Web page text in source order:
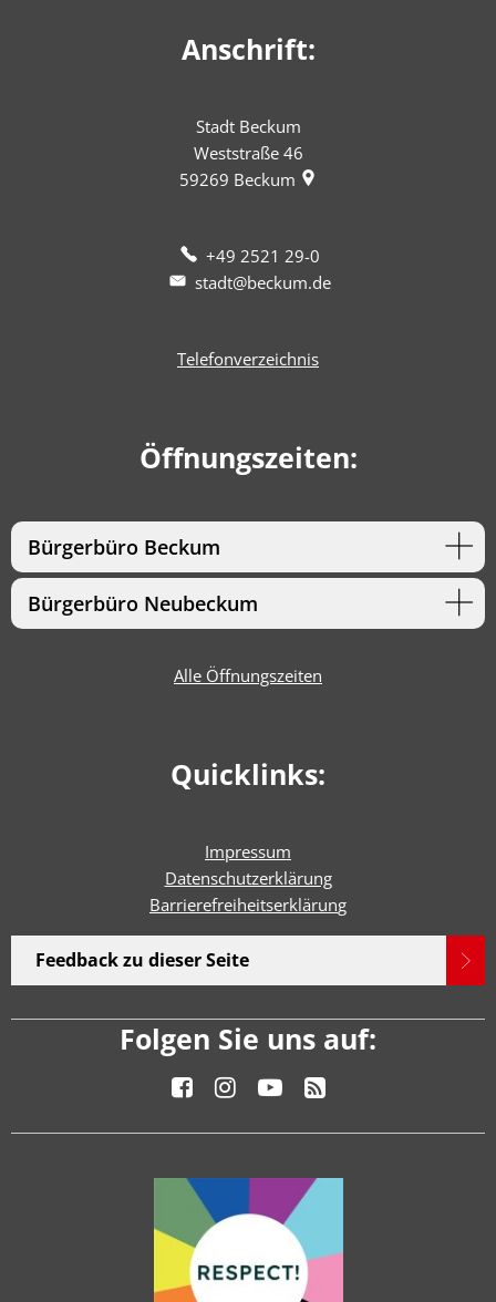
Anschrift:
Stadt Beckum
Weststraße 46
59269 Beckum
+49 2521 29-0
stadt@beckum.de
Telefonverzeichnis
Öffnungszeiten:
Bürgerbüro Beckum
Bürgerbüro Neubeckum
Alle Öffnungszeiten
Quicklinks:
Impressum
Datenschutzerklärung
Barrierefreiheitserklärung
Feedback zu dieser Seite
Folgen Sie uns auf: